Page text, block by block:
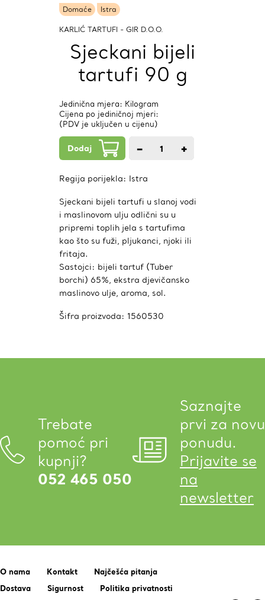
Domaće Istra
KARLIĆ TARTUFI - GIR D.O.O.
Sjeckani bijeli
tartufi 90 g
Jedinična mjera: Kilogram
Cijena po jediničnoj mjeri:
(PDV je uključen u cijenu)
Dodaj − 1 +
Regija porijekla: Istra
Sjeckani bijeli tartufi u slanoj vodi
i maslinovom ulju odlični su u
pripremi toplih jela s tartufima
kao što su fuži, pljukanci, njoki ili
fritaja.
Sastojci: bijeli tartuf (Tuber
borchi) 65%, ekstra djevičansko
maslinovo ulje, aroma, sol.
Šifra proizvoda: 1560530
Trebate
pomoć pri
kupnji?
052 465 050
Saznajte
prvi za novu
ponudu.
Prijavite se
na
newsletter
O nama Kontakt
Najčešća pitanja
Dostava
Sigurnost
Politika privatnosti